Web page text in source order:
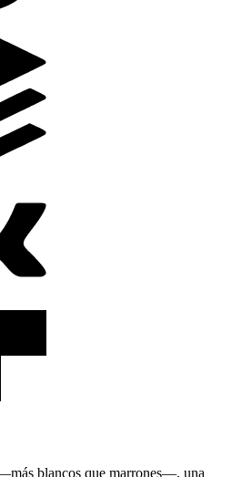
blancos que marrones—, una